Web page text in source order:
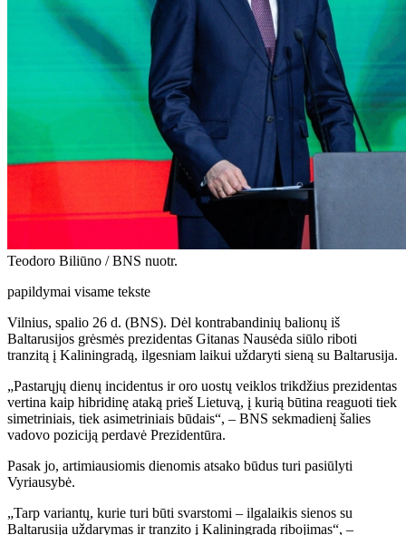
Teodoro Biliūno / BNS nuotr.
papildymai visame tekste
Vilnius, spalio 26 d. (BNS). Dėl kontrabandinių balionų iš
Baltarusijos grėsmės prezidentas Gitanas Nausėda siūlo riboti
tranzitą į Kaliningradą, ilgesniam laikui uždaryti sieną su Baltarusija.
„Pastarųjų dienų incidentus ir oro uostų veiklos trikdžius prezidentas
vertina kaip hibridinę ataką prieš Lietuvą, į kurią būtina reaguoti tiek
simetriniais, tiek asimetriniais būdais“, – BNS sekmadienį šalies
vadovo poziciją perdavė Prezidentūra.
Pasak jo, artimiausiomis dienomis atsako būdus turi pasiūlyti
Vyriausybė.
„Tarp variantų, kurie turi būti svarstomi – ilgalaikis sienos su
Baltarusija uždarymas ir tranzito į Kaliningradą ribojimas“, –